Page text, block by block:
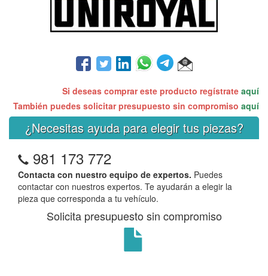
Si deseas comprar este producto regístrate aquí
También puedes solicitar presupuesto sin compromiso aquí
¿Necesitas ayuda para elegir tus piezas?
981 173 772
Contacta con nuestro equipo de expertos. Puedes
contactar con nuestros expertos. Te ayudarán a elegir la
pieza que corresponda a tu vehículo.
Solicita presupuesto sin compromiso